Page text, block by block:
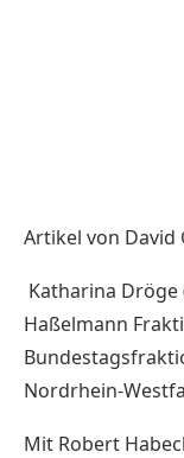
Artikel von David
Katharina Dröge
Haßelmann
Nordrhein-
Mit Robert